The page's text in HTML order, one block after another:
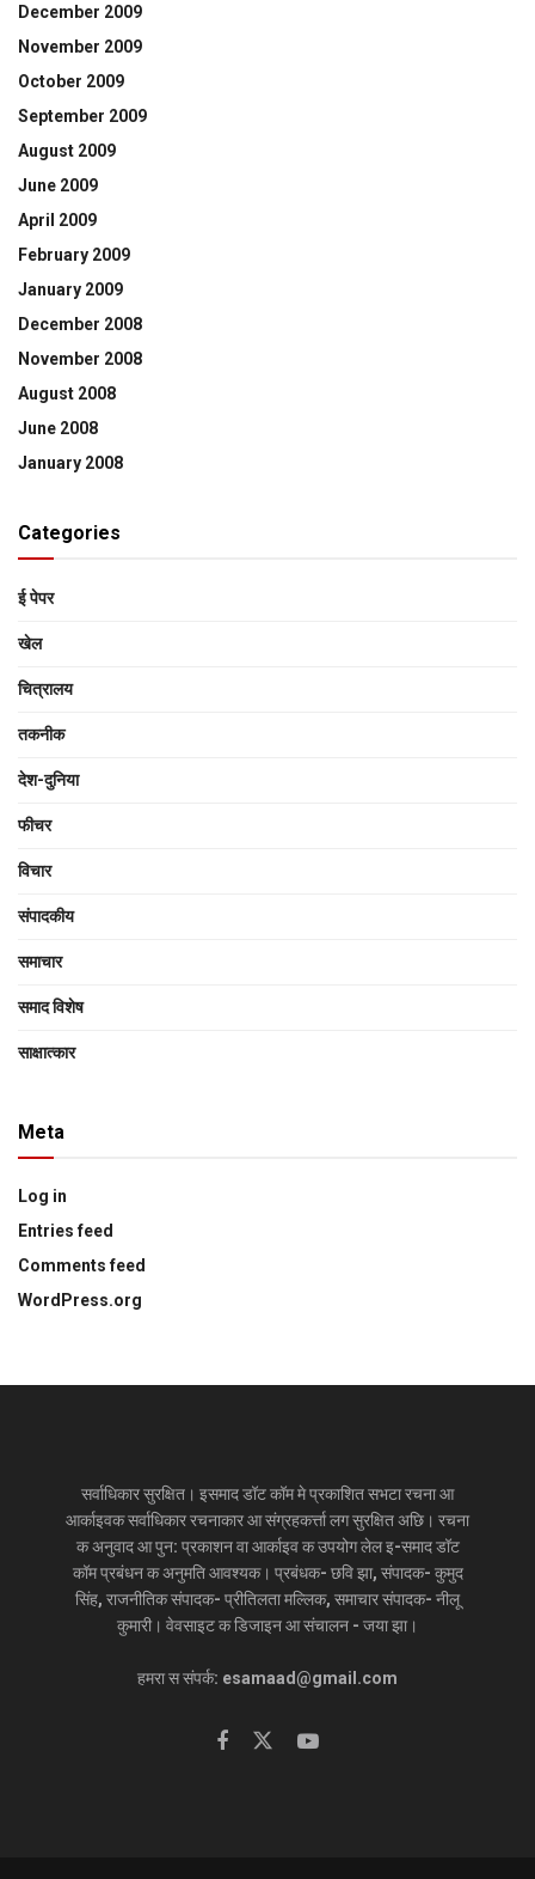
December 2009
November 2009
October 2009
September 2009
August 2009
June 2009
April 2009
February 2009
January 2009
December 2008
November 2008
August 2008
June 2008
January 2008
Categories
ई पेपर
खेल
चित्रालय
तकनीक
देश-दुनिया
फीचर
विचार
संपादकीय
समाचार
समाद विशेष
साक्षात्‍कार
Meta
Log in
Entries feed
Comments feed
WordPress.org
सर्वाधिकार सुरक्षित। इसमाद डॉट कॉम मे प्रकाशित सभटा रचना आ
आर्काइवक सर्वाधिकार रचनाकार आ संग्रहकर्त्ता लग सुरक्षित अछि। रचना
क अनुवाद आ पुन: प्रकाशन वा आर्काइव क उपयोग लेल इ-समाद डॉट
कॉम प्रबंधन क अनुमति आवश्यक। प्रबंधक- छवि झा, संपादक- कुमुद
सिंह, राजनीतिक संपादक- प्रीतिलता मल्लिक, समाचार संपादक- नीलू
कुमारी। वेवसाइट क डिजाइन आ संचालन - जया झा।
हमरा स संपर्क: esamaad@gmail.com